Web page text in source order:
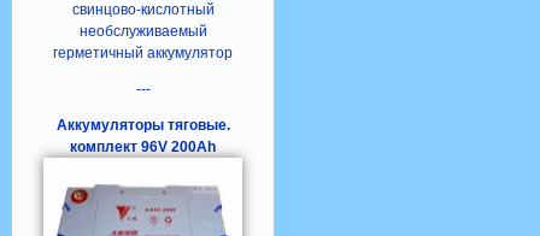
свинцово-кислотный
необслуживаемый
герметичный аккумулятор
---
Аккумуляторы тяговые.
комплект 96V 200Ah